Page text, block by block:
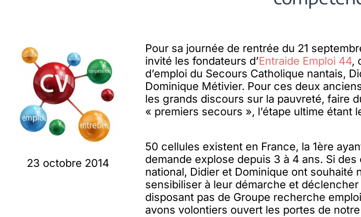
23 octobre 2014
Pour sa journée de rentrée du 21
invité les fondateurs d’Entraide Emploi 44,
d’emploi du Secours Catholique nantais,
Dominique Métivier. Pour ces deux
les grands discours sur la pauvreté, faire
« premiers secours », l’étape ultime étant
50 cellules existent en France, la 1ère
demande explose depuis 3 à 4 ans. Si
national, Didier et Dominique ont souhaité
sensibiliser à leur démarche et
disposant pas de Groupe recherche
avons volontiers ouvert les portes de